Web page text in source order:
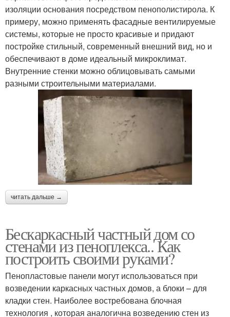
изоляции основания посредством пенополистирола. К
примеру, можно применять фасадные вентилируемые
системы, которые не просто красивые и придают
постройке стильный, современный внешний вид, но и
обеспечивают в доме идеальный микроклимат.
Внутренние стенки можно облицовывать самыми
разными строительными материалами.
читать дальше →
Бескаркасный частный дом со
стенами из пеноплекса.. Как
построить своими руками?
Пенопластовые панели могут использоваться при
возведении каркасных частных домов, а блоки – для
кладки стен. Наиболее востребована блочная
технология , которая аналогична возведению стен из